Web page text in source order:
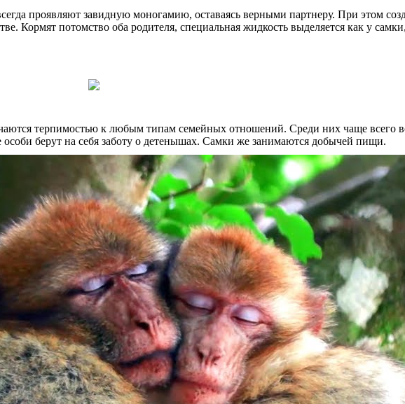
проявляют завидную моногамию, оставаясь верными партнеру. При этом
Кормят потомство оба родителя, специальная жидкость выделяется как у
терпимостью к любым типам семейных отношений. Среди них чаще всего
берут на себя заботу о детенышах. Самки же занимаются добычей пищи.